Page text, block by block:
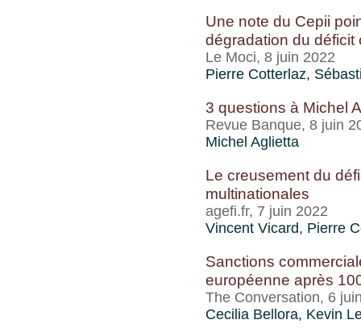
Une note du Cepii
dégradation du déficit
Le Moci, 8 juin 2022
Pierre Cotterlaz,
3 questions à Michel
Revue Banque, 8 juin
Michel Aglietta
Le creusement du
multinationales
agefi.fr, 7 juin 2022
Vincent Vicard, Pierre
Sanctions
européenne après
The Conversation, 6
Cecilia Bellora, Kevin